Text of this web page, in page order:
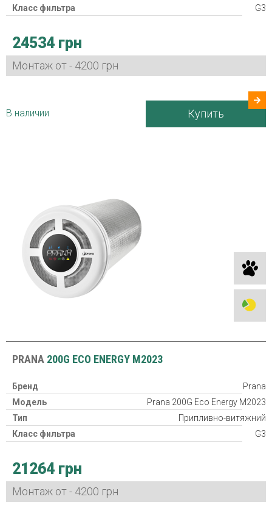
Класс фильтра
G3
Класс защиты
Потребляемая мощность
3,2-15 Вт
Гарантия
24534 грн
Монтаж от - 4200 грн
В наличии Купить
PRANA 200G ECO ENERGY M2023
Бренд
Prana
Модель
Prana 200G Eco Energy M2023
Тип
Припливно-витяжний
Класс фильтра
G3
Класс защиты
Потребляемая мощность
3,2-15 Вт
Гарантия
21264 грн
Монтаж от - 4200 грн